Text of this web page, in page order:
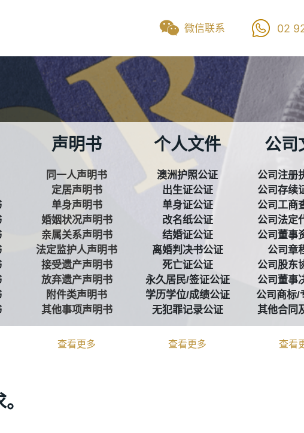
微信联系 02
声明书
同一人声明书
定居声明书
单身声明书
婚姻状况声明书
亲属关系声明书
法定监护人声明书
接受遗产声明书
放弃遗产声明书
附件类声明书
其他事项声明书
查看更多
个人文件
澳洲护照公证
出生证公证
单身证公证
改名纸公证
结婚证公证
离婚判决书公证
死亡证公证
永久居民/签证公证
学历学位/成绩公证
无犯罪记录公证
查看更多
公司
公司注册
公司存续
公司工商
公司法定
公司董事
公司章
公司股东
公司董事
公司商标/
其他合同
查看